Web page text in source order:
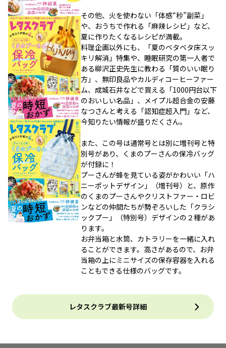
その他、火を使わない「体感“秒”副菜」
や、おうちで作れる「麻辣レシピ」など、
夏に作りたくなるレシピが満載。
料理企画以外にも、「夏のベタベタ床スッ
キリ解消」特集や、睡眠研究の第一人者で
ある柳沢正史先生に教わる「質のいい眠り
方」、無印良品やカルディコーヒーファー
ム、成城石井などで買える「1000円台以下
のおいしい名品」、メイプル超合金の安藤
なつさんと考える「認知症超入門」など、
今知りたい情報が盛りだくさん。
また、この号は通常号とは別に増刊号と特
別号があり、くまのプーさんの保冷バッグ
が付録に！
プーさんが蜂を見ている姿がかわいい「ハ
ニーポットデザイン」（増刊号）と、原作
のくまのプーさんやクリストファー・ロビ
ンなどの仲間たちが勢ぞろいした「クラシ
ックプー」（特別号）デザインの２種があ
ります。
お弁当箱と水筒、カトラリーを一緒に入れ
ることができます。高さがあるので、お弁
当箱の上にミニサイズの保存容器を入れる
こともできる仕様のバッグです。
レタスクラブ最新号詳細